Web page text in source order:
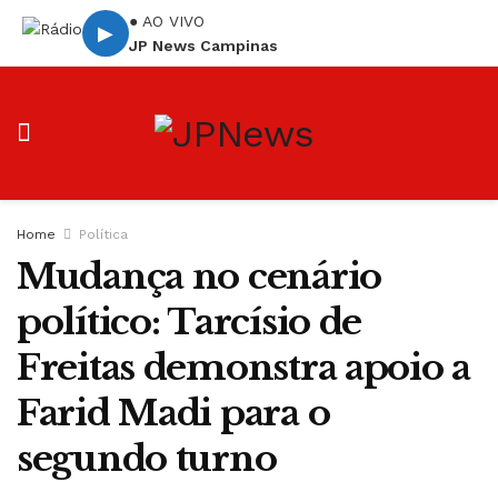
▶
● AO VIVO
JP News Campinas
Home Política
Mudança no cenário
político: Tarcísio de
Freitas demonstra apoio a
Farid Madi para o
segundo turno